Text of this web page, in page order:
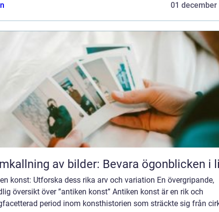
01 december
av bilder: Bevara ögonblicken i
konst: Utforska dess rika arv och variation En övergripande,
översikt över ”antiken konst” Antiken konst är en rik och
period inom konsthistorien som sträckte sig från